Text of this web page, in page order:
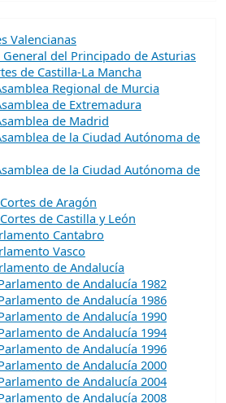
Valencianas
General del Principado de Asturias
de Castilla-La Mancha
Regional de Murcia
de Extremadura
de Madrid
de la Ciudad Autónoma de
de la Ciudad Autónoma de
de Aragón
de Castilla y León
Cantabro
Vasco
de Andalucía
de Andalucía 1982
de Andalucía 1986
de Andalucía 1990
de Andalucía 1994
de Andalucía 1996
de Andalucía 2000
de Andalucía 2004
de Andalucía 2008